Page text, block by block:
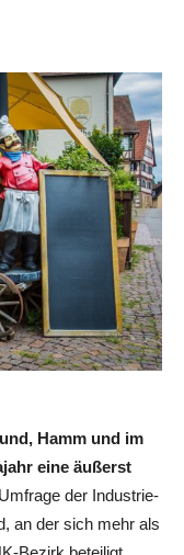
Hamm und im
eine äußerst
der Industrie-
an der sich mehr als